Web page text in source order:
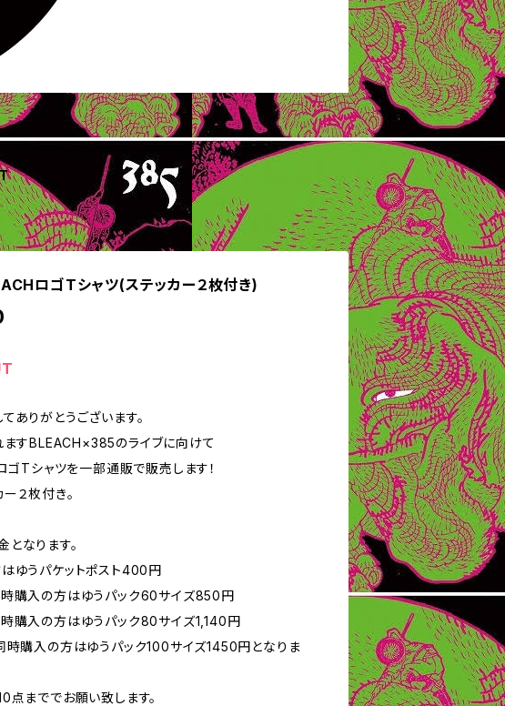
ロゴTシャツ(ステッカー２枚付き)
ありがとうございます。
すBLEACH×385のライブに向けて
ゴTシャツを一部通販で販売します！
２枚付き。
なります。
ゆうパケットポスト400円
購入の方はゆうパック60サイズ850円
購入の方はゆうパック80サイズ1,140円
購入の方はゆうパック100サイズ1450円となりま
点まででお願い致します。